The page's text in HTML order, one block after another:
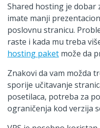
Shared hosting je dobar
imate manji
poslovnu stranicu.
raste i kada mu treba
hosting paket može da
Znakovi da vam možda
sporije učitavanje
posetilaca, potreba za
ograničenja kod verzija